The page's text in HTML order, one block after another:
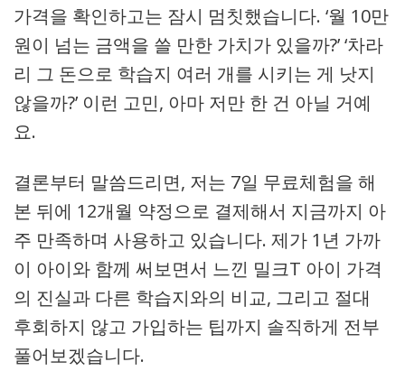
가격을 확인하고는 잠시 멈칫했습니다. ‘월 10만
원이 넘는 금액을 쓸 만한 가치가 있을까?’ ‘차라
리 그 돈으로 학습지 여러 개를 시키는 게 낫지
않을까?’ 이런 고민, 아마 저만 한 건 아닐 거예
요.
결론부터 말씀드리면, 저는 7일 무료체험을 해
본 뒤에 12개월 약정으로 결제해서 지금까지 아
주 만족하며 사용하고 있습니다. 제가 1년 가까
이 아이와 함께 써보면서 느낀 밀크T 아이 가격
의 진실과 다른 학습지와의 비교, 그리고 절대
후회하지 않고 가입하는 팁까지 솔직하게 전부
풀어보겠습니다.